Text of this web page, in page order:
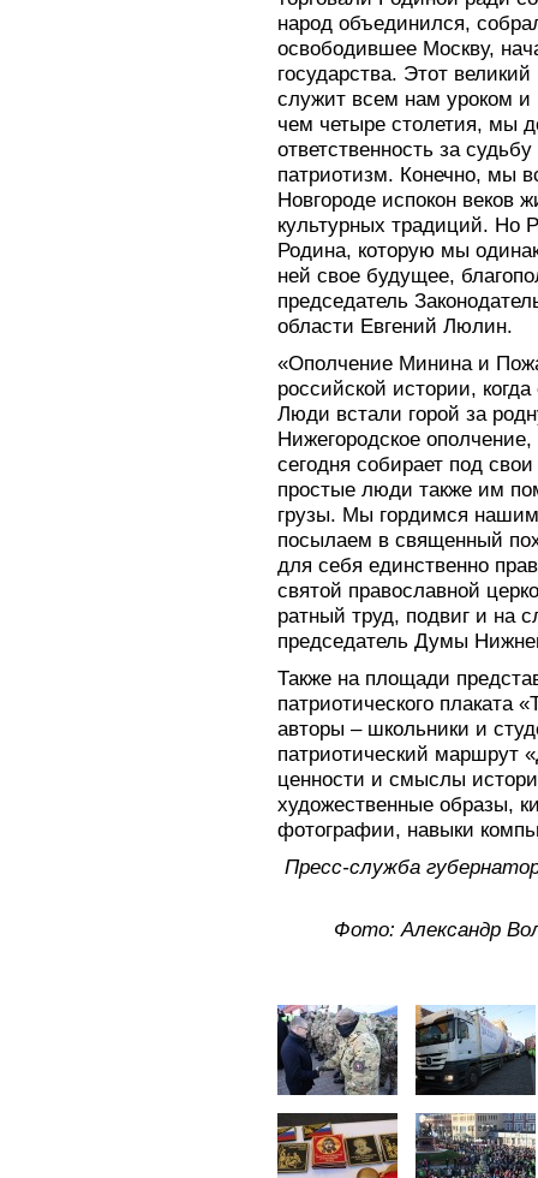
народ объединился,
освободившее Москву,
государства. Этот
служит всем нам уроком и
чем четыре столетия, мы
ответственность за
патриотизм. Конечно, мы
Новгороде испокон веков
культурных традиций. Но
Родина, которую мы
ней свое будущее,
председатель
области Евгений Люлин.
«Ополчение Минина и
российской истории,
Люди встали горой за
Нижегородское
сегодня собирает под
простые люди также им
грузы. Мы гордимся
посылаем в священный
для себя единственно
святой православной
ратный труд, подвиг и на
председатель Думы
Также на площади
патриотического
авторы – школьники и
патриотический маршрут
ценности и смыслы
художественные образы,
фотографии, навыки
Пресс-служба
Фото: Александр